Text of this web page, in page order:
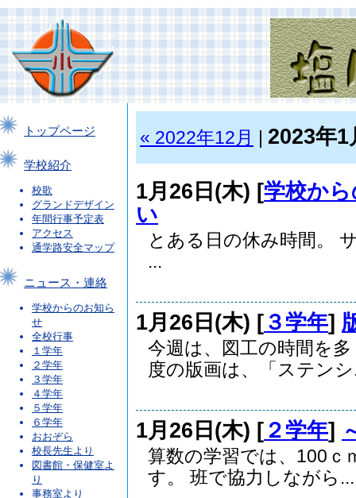
トップページ
学校紹介
校歌
グランドデザイン
年間行事予定表
アクセス
通学路安全マップ
ニュース・連絡
学校からのお知ら
せ
全校行事
１学年
２学年
３学年
４学年
５学年
６学年
おおぞら
校長先生より
図書館・保健室よ
り
事務室より
« 2022年12月 2023年1
1月26日(木) [学校か
い
とある日の休み時間
...
1月26日(木) [３学年]
今週は、図工の時間を
度の版画は、「ステン
1月26日(木) [２学年]
算数の学習では、100ｃ
す。 班で協力しながら...